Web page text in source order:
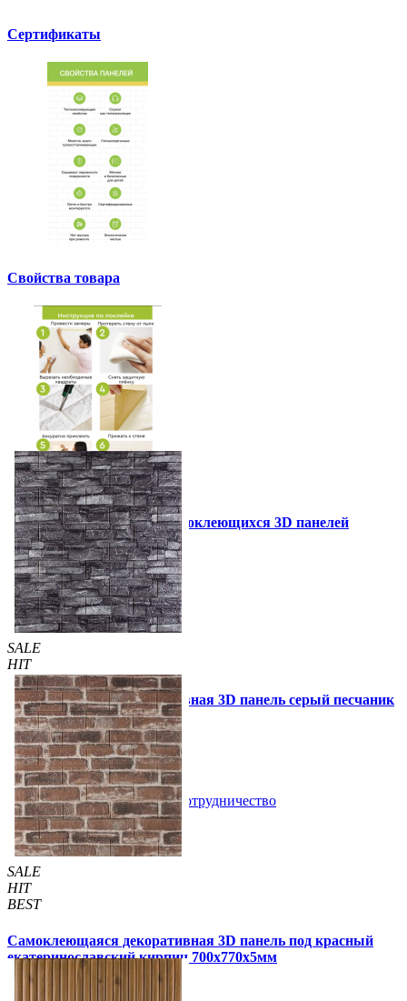
Сертификаты
Свойства товара
Инструкция установки самоклеющихся 3D панелей
Другие так же купили
SALE
HIT
Самоклеющаяся декоративная 3D панель серый песчаник
700x770x3мм (59-3)
69 грн/шт 140 грн/шт
Купить В закладки Сотрудничество
SALE
HIT
BEST
Самоклеющаяся декоративная 3D панель под красный
екатеринославский кирпич 700x770x5мм
105 грн 180 грн